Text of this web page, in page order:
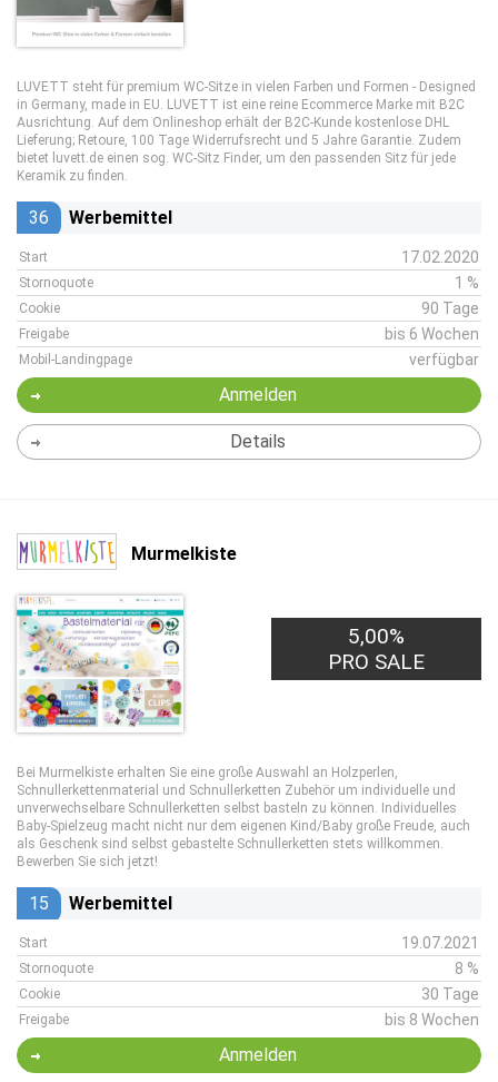
LUVETT steht für premium WC-Sitze in vielen Farben und Formen - Designed
in Germany, made in EU. LUVETT ist eine reine Ecommerce Marke mit B2C
Ausrichtung. Auf dem Onlineshop erhält der B2C-Kunde kostenlose DHL
Lieferung; Retoure, 100 Tage Widerrufsrecht und 5 Jahre Garantie. Zudem
bietet luvett.de einen sog. WC-Sitz Finder, um den passenden Sitz für jede
Keramik zu finden.
36 Werbemittel
Start 17.02.2020
Stornoquote 1 %
Cookie 90 Tage
Freigabe bis 6 Wochen
Mobil-Landingpage verfügbar
Anmelden
Details
Murmelkiste
5,00%
PRO SALE
Bei Murmelkiste erhalten Sie eine große Auswahl an Holzperlen,
Schnullerkettenmaterial und Schnullerketten Zubehör um individuelle und
unverwechselbare Schnullerketten selbst basteln zu können. Individuelles
Baby-Spielzeug macht nicht nur dem eigenen Kind/Baby große Freude, auch
als Geschenk sind selbst gebastelte Schnullerketten stets willkommen.
Bewerben Sie sich jetzt!
15 Werbemittel
Start 19.07.2021
Stornoquote 8 %
Cookie 30 Tage
Freigabe bis 8 Wochen
Anmelden